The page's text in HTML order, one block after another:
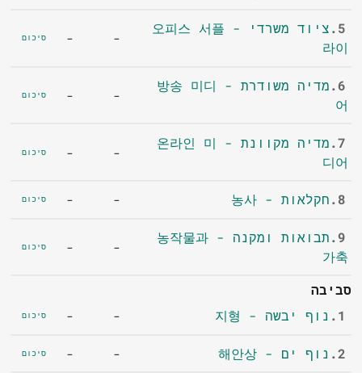
5.
ציוד משרדי - 오피스 서플
라이
-
- סיכום
6.
מדיה משודרת - 방송 미디
어
-
- סיכום
7.
מדיה מקוונת - 온라인 미
디어
-
- סיכום
8. חקלאות - 농사 -
- סיכום
9.
תבואות ומקנה - 농작물과
가축
-
- סיכום
סביבה
1.
נוף יבשה - 지형 -
- סיכום
2. נוף ים - 해안상 -
- סיכום